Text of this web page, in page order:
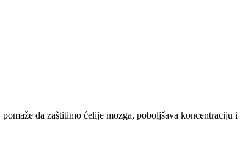
da zaštitimo ćelije mozga, poboljšava koncentraciju i